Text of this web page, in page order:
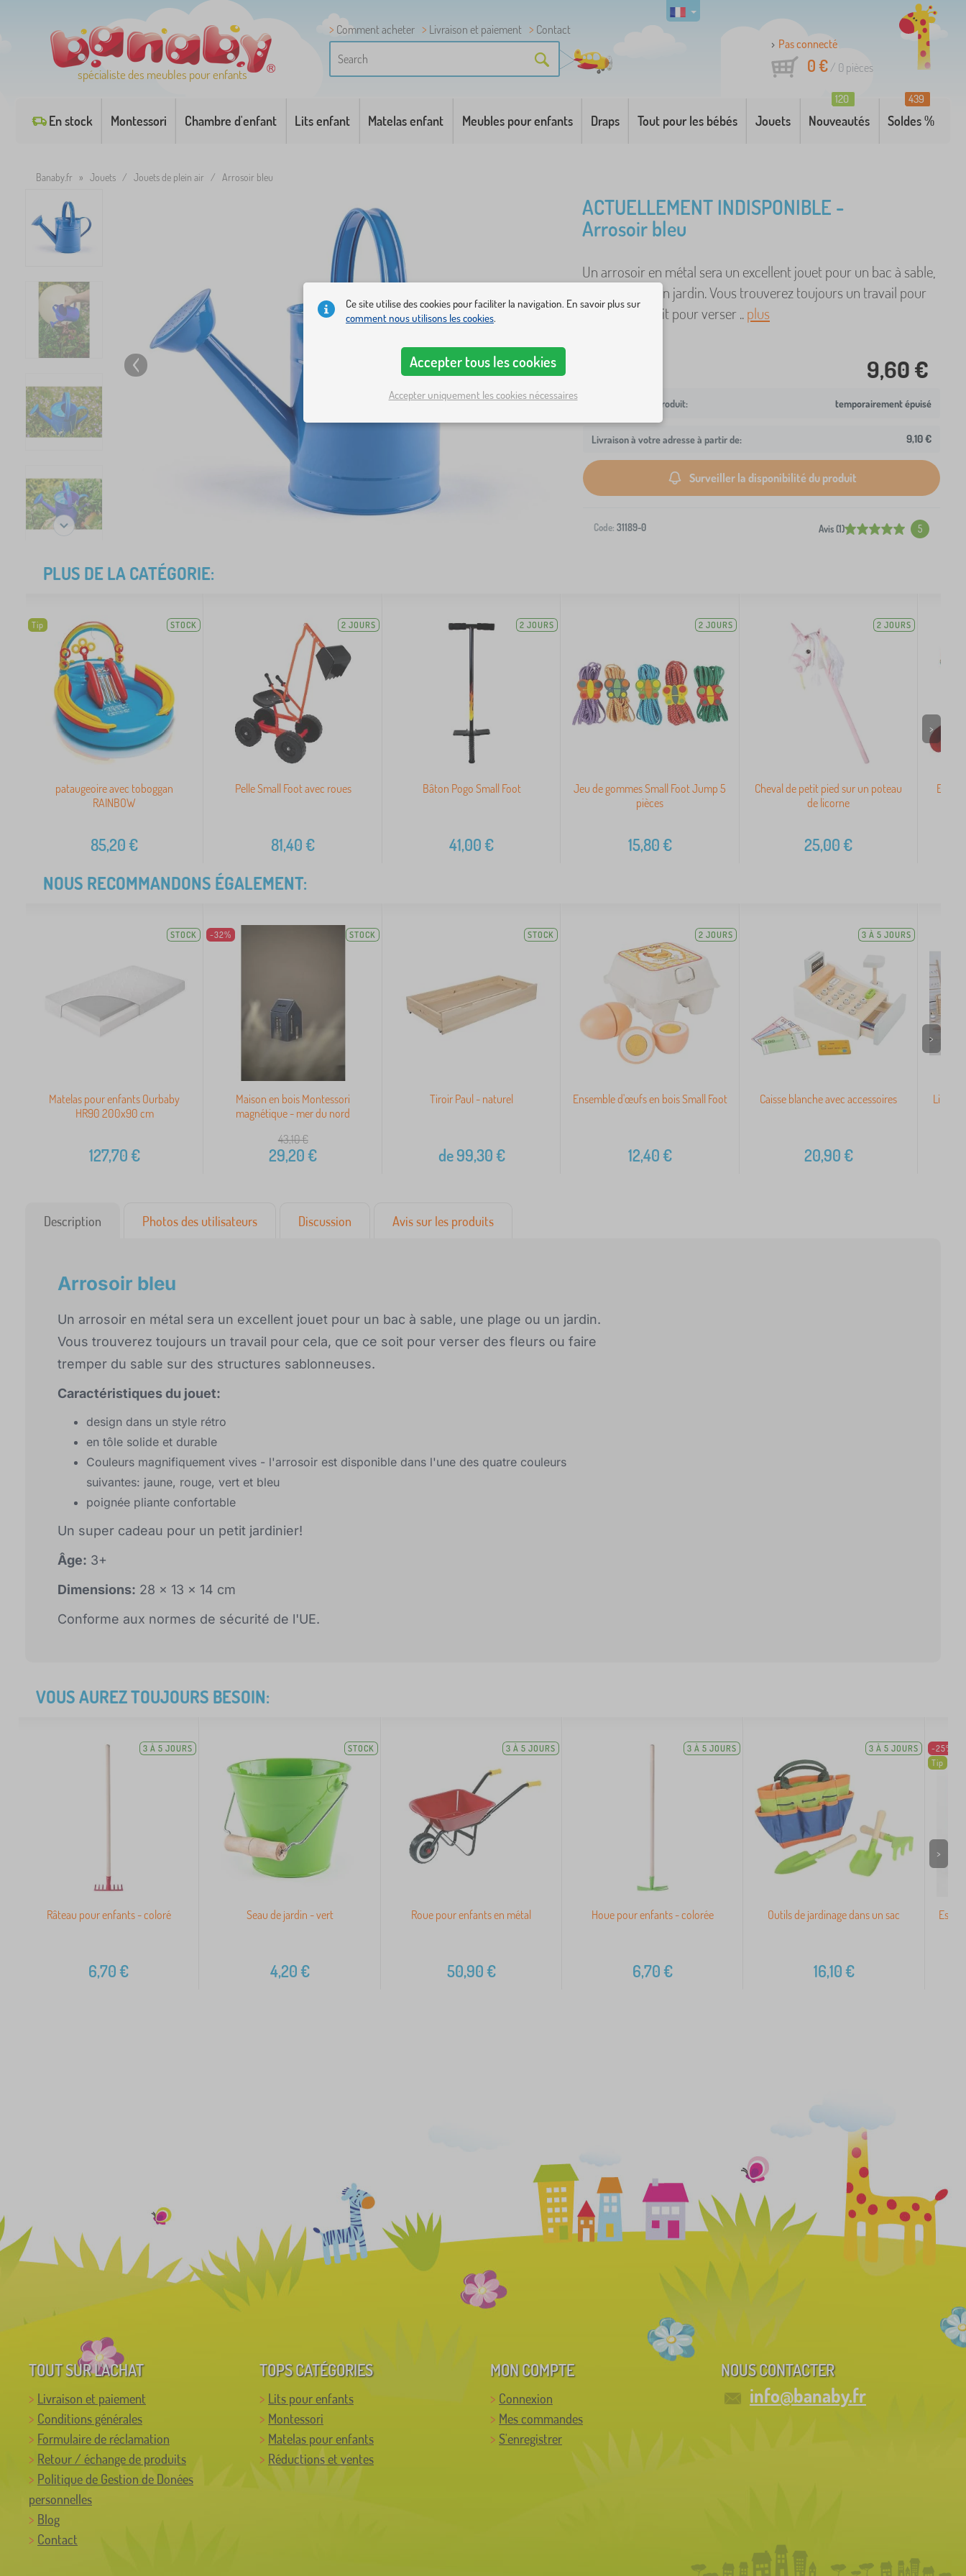
spécialiste des meubles pour enfants
Comment acheter Livraison et paiement
Contact
Pas connecté
0 €/ 0 pièces
En stock Montessori Chambre d'enfant Lits enfant Matelas enfant Meubles pour enfants Draps Tout pour les bébés Jouets Nouveautés
120
Soldes %
439
Banaby.fr » Jouets / Jouets de plein air / Arrosoir bleu
ACTUELLEMENT INDISPONIBLE -
Arrosoir bleu
Un arrosoir en métal sera un excellent jouet pour un bac à sable,
une plage ou un jardin. Vous trouverez toujours un travail pour
cela, que ce soit pour verser ..plus
9,60 €
temporairement épuisé
Livraison à votre adresse à partir de: 9,10 €
Surveiller la disponibilité du produit
Code: 31189-0 Avis (1) 5
PLUS DE LA CATÉGORIE:
Tip STOCK
pataugeoire avec toboggan
RAINBOW
85,20€
2 JOURS
Pelle Small Foot avec roues
81,40€
2 JOURS
Bâton Pogo Small Foot
41,00€
2 JOURS
Jeu de gommes Small Foot Jump 5
pièces
15,80€
2 JOURS
Cheval de petit pied sur un poteau
de licorne
25,00€
>
NOUS RECOMMANDONS ÉGALEMENT:
STOCK
Matelas pour enfants Ourbaby
HR90 200x90 cm
127,70€
-32% STOCK
Maison en bois Montessori
magnétique - mer du nord
43,10€
29,20€
STOCK
Tiroir Paul - naturel
de99,30€
2 JOURS
Ensemble d'œufs en bois Small Foot
12,40€
3 À 5 JOURS
Caisse blanche avec accessoires
20,90€
Lit
>
Description Photos des utilisateurs Discussion Avis sur les produits
Arrosoir bleu
Un arrosoir en métal sera un excellent jouet pour un bac à sable, une plage ou un jardin.
Vous trouverez toujours un travail pour cela, que ce soit pour verser des fleurs ou faire
tremper du sable sur des structures sablonneuses.
Caractéristiques du jouet:
design dans un style rétro
en tôle solide et durable
Couleurs magnifiquement vives - l'arrosoir est disponible dans l'une des quatre couleurs
suivantes: jaune, rouge, vert et bleu
poignée pliante confortable
Un super cadeau pour un petit jardinier!
Âge: 3+
Dimensions: 28 x 13 x 14 cm
Conforme aux normes de sécurité de l'UE.
VOUS AUREZ TOUJOURS BESOIN:
3 À 5 JOURS
Râteau pour enfants - coloré
6,70€
STOCK
Seau de jardin - vert
4,20€
3 À 5 JOURS
Roue pour enfants en métal
50,90€
3 À 5 JOURS
Houe pour enfants - colorée
6,70€
3 À 5 JOURS
Outils de jardinage dans un sac
16,10€
-25%
Tip
>
TOUT SUR L'ACHAT
Livraison et paiement
Conditions générales
Formulaire de réclamation
Retour / échange de produits
Politique de Gestion de Donées
personnelles
Blog
Contact
TOPS CATÉGORIES
Lits pour enfants
Montessori
Matelas pour enfants
Réductions et ventes
MON COMPTE
Connexion
Mes commandes
S'enregistrer
NOUS CONTACTER
info@banaby.fr
Ce site utilise des cookies pour faciliter la navigation. En savoir plus sur
comment nous utilisons les cookies.
Accepter tous les cookies
Accepter uniquement les cookies nécessaires